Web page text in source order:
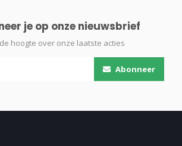
je op onze nieuwsbrief
hoogte over onze laatste acties
Abonneer